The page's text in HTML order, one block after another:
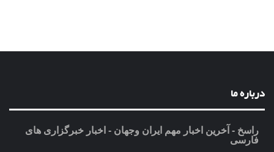
درباره ما
راسخ - آخرین اخبار مهم ایران وجهان - اخبار خبرگزاری های
فارسی